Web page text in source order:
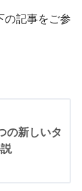
の記事をご参
の新しいタ